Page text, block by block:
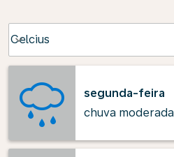
Celcius
keyboard_arrow_down
segunda-feira
chuva moderada